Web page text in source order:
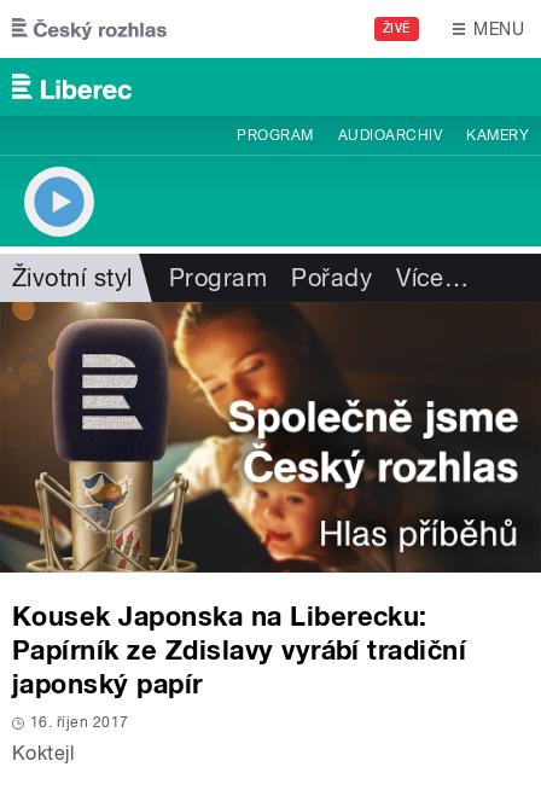
Přejít k hlavnímu obsahu
ŽIVĚ MENU
PROGRAM AUDIOARCHIV KAMERY
Životní styl Program Pořady Více…
Kousek Japonska na Liberecku:
Papírník ze Zdislavy vyrábí tradiční
japonský papír
16. říjen 2017
Koktejl